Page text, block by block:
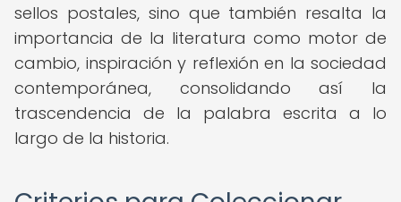
sellos postales, sino que también resalta la
importancia de la literatura como motor de
cambio, inspiración y reflexión en la sociedad
contemporánea, consolidando así la
trascendencia de la palabra escrita a lo
largo de la historia.